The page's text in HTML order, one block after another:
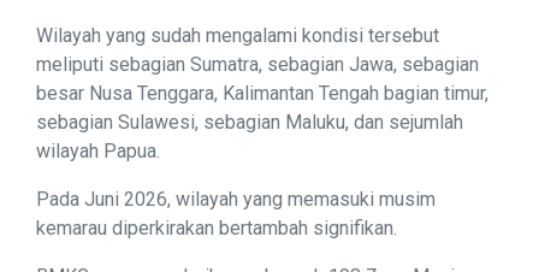
Wilayah yang sudah mengalami kondisi tersebut
meliputi sebagian Sumatra, sebagian Jawa, sebagian
besar Nusa Tenggara, Kalimantan Tengah bagian timur,
sebagian Sulawesi, sebagian Maluku, dan sejumlah
wilayah Papua.
Pada Juni 2026, wilayah yang memasuki musim
kemarau diperkirakan bertambah signifikan.